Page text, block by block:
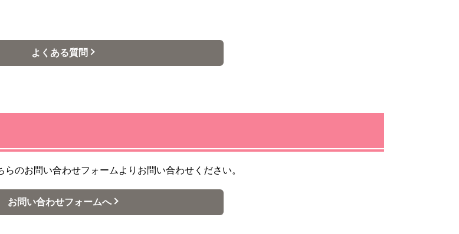
よくある質問
のお問い合わせフォームよりお問い合わせください。
お問い合わせフォームへ